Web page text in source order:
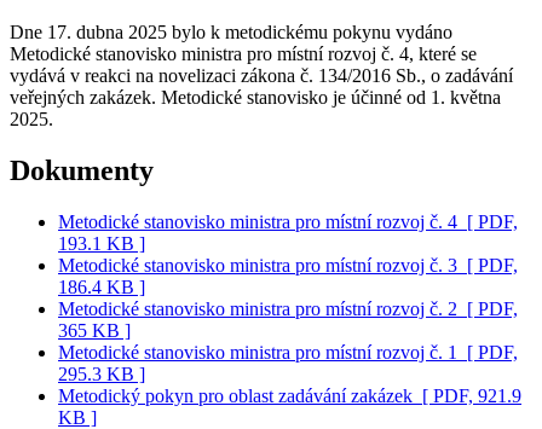
Dne 17. dubna 2025 bylo k metodickému pokynu vydáno
Metodické stanovisko ministra pro místní rozvoj č. 4, které se
vydává v reakci na novelizaci zákona č. 134/2016 Sb., o zadávání
veřejných zakázek. Metodické stanovisko je účinné od 1. května
2025.
Dokumenty
Metodické stanovisko ministra pro místní rozvoj č. 4 [ PDF,
193.1 KB ]
Metodické stanovisko ministra pro místní rozvoj č. 3 [ PDF,
186.4 KB ]
Metodické stanovisko ministra pro místní rozvoj č. 2 [ PDF,
365 KB ]
Metodické stanovisko ministra pro místní rozvoj č. 1
[ PDF,
295.3 KB ]
Metodický pokyn pro oblast zadávání zakázek [ PDF, 921.9
KB ]